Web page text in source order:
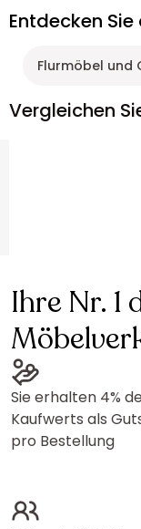
Entdecken
Flurmöbel und
Vergleichen
Ihre Nr. 1
Sie erhalten 4%
Kaufwerts als
pro Bestellung